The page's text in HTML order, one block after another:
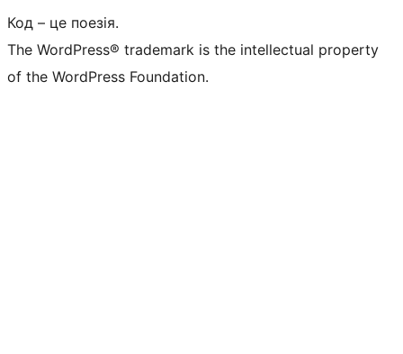
Код – це поезія.
The WordPress® trademark is the intellectual property
of the WordPress Foundation.